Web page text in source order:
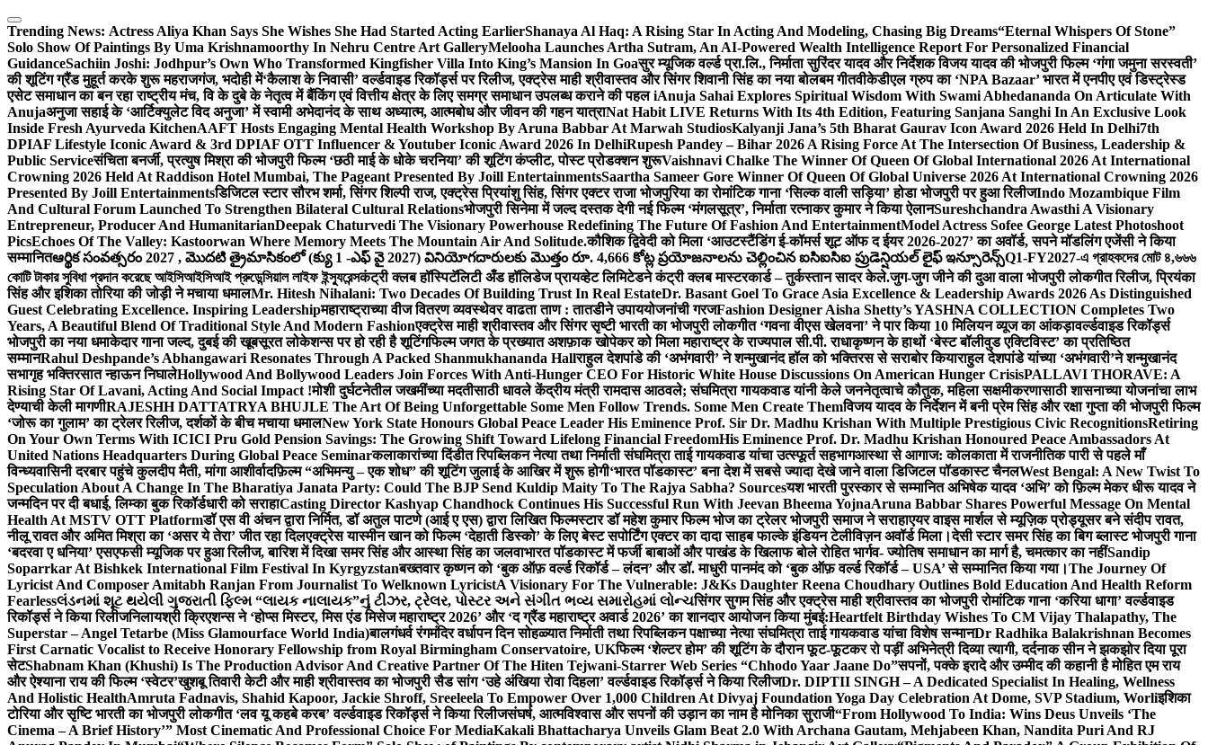
Skip
to
content
Trending News: Actress Aliya Khan Says She Wishes She Had Started Acting EarlierShanaya Al Haq: A Rising Star In Acting And Modeling, Chasing Big Dreams“Eternal Whispers Of Stone”
Solo Show Of Paintings By Uma Krishnamoorthy In Nehru Centre Art GalleryMelooha Launches Artha Sutram, An AI-Powered Wealth Intelligence Report For Personalized Financial
GuidanceSachiin Joshi: Jodhpur’s Own Who Transformed Kingfisher Villa Into King’s Mansion In Goaसुर म्यूजिक वर्ल्ड प्रा.लि., निर्माता सुरिंदर यादव और निर्देशक विजय यादव की भोजपुरी फिल्म ‘गंगा जमुना सरस्वती’
की शूटिंग ग्रैंड मुहूर्त करके शुरू महराजगंज, भदोही में‘कैलाश के निवासी’ वर्ल्डवाइड रिकॉर्ड्स पर रिलीज, एक्ट्रेस माही श्रीवास्तव और सिंगर शिवानी सिंह का नया बोलबम गीतवीकेडीएल ग्रुप का ‘NPA Bazaar’ भारत में एनपीए एवं डिस्ट्रेस्ड
एसेट समाधान का बन रहा राष्ट्रीय मंच, वि के दुबे के नेतृत्व में बैंकिंग एवं वित्तीय क्षेत्र के लिए समग्र समाधान उपलब्ध कराने की पहल iAnuja Sahai Explores Spiritual Wisdom With Swami Abhedananda On Articulate With
Anujaअनुजा सहाई के ‘आर्टिक्युलेट विद अनुजा’ में स्वामी अभेदानंद के साथ अध्यात्म, आत्मबोध और जीवन की गहन यात्राNat Habit LIVE Returns With Its 4th Edition, Featuring Sanjana Sanghi In An Exclusive Look
Inside Fresh Ayurveda KitchenAAFT Hosts Engaging Mental Health Workshop By Aruna Babbar At Marwah StudiosKalyanji Jana’s 5th Bharat Gaurav Icon Award 2026 Held In Delhi7th
DPIAF Lifestyle Iconic Award & 3rd DPIAF OTT Influencer & Youtuber Iconic Award 2026 In DelhiRupesh Pandey – Bihar 2026 A Rising Force At The Intersection Of Business, Leadership &
Public Serviceसंचिता बनर्जी, प्रत्युष मिश्रा की भोजपुरी फिल्म ‘छठी माई के धोके चरनिया’ की शूटिंग कंप्लीट, पोस्ट प्रोडक्शन शुरूVaishnavi Chalke The Winner Of Queen Of Global International 2026 At International
Crowning 2026 Held At Raddison Hotel Mumbai, The Pageant Presented By Joill EntertainmentsSaartha Sameer Gore Winner Of Queen Of Global Universe 2026 At International Crowning 2026
Presented By Joill Entertainmentsडिजिटल स्टार सौरभ शर्मा, सिंगर शिल्पी राज, एक्ट्रेस प्रियांशु सिंह, सिंगर एक्टर राजा भोजपुरिया का रोमांटिक गाना ‘सिल्क वाली सड़िया’ होडा भोजपुरी पर हुआ रिलीजIndo Mozambique Film
And Cultural Forum Launched To Strengthen Bilateral Cultural Relationsभोजपुरी सिनेमा में जल्द दस्तक देगी नई फिल्म ‘मंगलसूत्र’, निर्माता रत्नाकर कुमार ने किया ऐलानSureshchandra Awasthi A Visionary
Entrepreneur, Producer And HumanitarianDeepak Chaturvedi The Visionary Powerhouse Redefining The Future Of Fashion And EntertainmentModel Actress Sofee George Latest Photoshoot
PicsEchoes Of The Valley: Kastoorwan Where Memory Meets The Mountain Air And Solitude.कौशिक द्विवेदी को मिला ‘आउटस्टैंडिंग ई-कॉमर्स शूट ऑफ द ईयर 2026-2027’ का अवॉर्ड, सपने मॉडलिंग एजेंसी ने किया
सम्मानितఆర్థిక సంవత్సరం 2027 , మొదటి త్రైమాసికంలో (క్యు 1 -ఎఫ్ వై 2027) వినియోగదారులకు మొత్తం రూ. 4,666 కోట్ల ప్రయోజనాలను చెల్లించిన ఐసిఐసిఐ ప్రుడెన్షియల్ లైఫ్ ఇన్సూరెన్స్Q1-FY2027-এ গ্রাহকদের মোট ৪,৬৬৬
কোটি টাকার সুবিধা প্রদান করেছে আইসিআইসিআই প্রুডেন্সিয়াল লাইফ ইন্স্যুরেন্সकंट्री क्लब हॉस्पिटॅलिटी अँड हॉलिडेज प्रायव्हेट लिमिटेडने कंट्री क्लब मास्टरकार्ड – तुर्कस्तान सादर केले.जुग-जुग जीने की दुआ वाला भोजपुरी लोकगीत रिलीज, प्रियंका
सिंह और इशिका तोरिया की जोड़ी ने मचाया धमालMr. Hitesh Nihalani: Two Decades Of Building Trust In Real EstateDr. Basant Goel To Grace Asia Excellence & Leadership Awards 2026 As Distinguished
Guest Celebrating Excellence. Inspiring Leadershipमहाराष्ट्राच्या वीज वितरण व्यवस्थेवर वाढता ताण : तातडीने उपाययोजनांची गरजFashion Designer Aisha Shetty’s YASHNA COLLECTION Completes Two
Years, A Beautiful Blend Of Traditional Style And Modern Fashionएक्ट्रेस माही श्रीवास्तव और सिंगर सृष्टी भारती का भोजपुरी लोकगीत ‘गवना वीएस खेलवना’ ने पार किया 10 मिलियन व्यूज का आंकड़ावर्ल्डवाइड रिकॉर्ड्स
भोजपुरी का नया धमाकेदार गाना जल्द, दुबई की खूबसूरत लोकेशन्स पर हो रही है शूटिंगफिल्म जगत के प्रख्यात अशफ़ाक खोपेकर को मिला महाराष्ट्र के राज्यपाल सी.पी. राधाकृष्णन के हाथों ‘बेस्ट बॉलीवुड एक्टिविस्ट’ का प्रतिष्ठित
सम्मानRahul Deshpande’s Abhangawari Resonates Through A Packed Shanmukhananda Hallराहुल देशपांडे की ‘अभंगवारी’ ने शन्मुखानंद हॉल को भक्तिरस से सराबोर कियाराहुल देशपांडे यांच्या ‘अभंगवारी’ने शन्मुखानंद
सभागृह भक्तिरसात न्हाऊन निघालेHollywood And Bollywood Leaders Join Forces With Anti-Hunger CEO For Historic White House Discussions On American Hunger CrisisPALLAVI THORAVE: A
Rising Star Of Lavani, Acting And Social Impact !मोशी दुर्घटनेतील जखमींच्या मदतीसाठी धावले केंद्रीय मंत्री रामदास आठवले; संघमित्रा गायकवाड यांनी केले जननेतृत्वाचे कौतुक, महिला सक्षमीकरणासाठी शासनाच्या योजनांचा लाभ
देण्याची केली मागणीRAJESHH DATTATRYA BHUJLE The Art Of Being Unforgettable Some Men Follow Trends. Some Men Create Themविजय यादव के निर्देशन में बनी प्रेम सिंह और रक्षा गुप्ता की भोजपुरी फिल्म
‘जोरू का गुलाम’ का ट्रेलर रिलीज, दर्शकों के बीच मचाया धमालNew York State Honours Global Peace Leader His Eminence Prof. Sir Dr. Madhu Krishan With Multiple Prestigious Civic RecognitionsRetiring
On Your Own Terms With ICICI Pru Gold Pension Savings: The Growing Shift Toward Lifelong Financial FreedomHis Eminence Prof. Dr. Madhu Krishan Honoured Peace Ambassadors At
United Nations Headquarters During Global Peace Seminarकलाकारांच्या दिंडीत रिपब्लिकन नेत्या तथा निर्माती संघमित्रा ताई गायकवाड यांचा उत्स्फूर्त सहभागआस्था से आगाज: कोलकाता में राजनीतिक पारी से पहले माँ
विन्ध्यवासिनी दरबार पहुंचे कुलदीप मैती, मांगा आशीर्वादफ़िल्म “अभिमन्यु – एक शोध” की शूटिंग जुलाई के आखिर में शुरू होगी‘भारत पॉडकास्ट’ बना देश में सबसे ज्यादा देखे जाने वाला डिजिटल पॉडकास्ट चैनलWest Bengal: A New Twist To
Speculation About A Change In The Bharatiya Janata Party: Could The BJP Send Kuldip Maity To The Rajya Sabha? Sourcesयश भारती पुरस्कार से सम्मानित अभिषेक यादव ‘अभि’ को फ़िल्म मेकर धीरू यादव ने
जन्मदिन पर दी बधाई, लिम्का बुक रिकॉर्डधारी को सराहाCasting Director Kashyap Chandhock Continues His Successful Run With Jeevan Bheema YojnaAruna Babbar Shares Powerful Message On Mental
Health At MSTV OTT Platformडॉ एस वी अंचन द्वारा निर्मित, डॉ अतुल पाटणे (आई ए एस) द्वारा लिखित फिल्मस्टार डॉ महेश कुमार फिल्म भोज का ट्रेलर भोजपुरी समाज ने सराहाएयर वाइस मार्शल से म्यूज़िक प्रोड्यूसर बने संदीप रावत,
नीलू रावत और अमित मिश्रा का ‘असर ये तेरा’ जीत रहा दिलएक्ट्रेस यास्मीन खान को फिल्म ‘देहाती डिस्को’ के लिए बेस्ट सपोर्टिंग एक्टर का दादा साहब फाल्के इंडियन टेलीविज़न अवॉर्ड मिला।देसी स्टार समर सिंह का बिग ब्लास्ट भोजपुरी गाना
‘बदरवा ए धनिया’ एसएफसी म्यूजिक पर हुआ रिलीज, बारिश में दिखा समर सिंह और आस्था सिंह का जलवाभारत पॉडकास्ट में फर्जी बाबाओं और पाखंड के खिलाफ बोले रोहित भार्गव- ज्योतिष समाधान का मार्ग है, चमत्कार का नहींSandip
Soparrkar At Bishkek International Film Festival In Kyrgyzstanबख्तवार कृष्णन को ‘बुक ऑफ़ वर्ल्ड रिकॉर्ड – लंदन’ और डॉ. माधुरी पानमंद को ‘बुक ऑफ़ वर्ल्ड रिकॉर्ड – USA’ से सम्मानित किया गया।The Journey Of
Lyricist And Composer Amitabh Ranjan From Journalist To Welknown LyricistA Visionary For The Vulnerable: J&Ks Daughter Reena Choudhary Outlines Bold Education And Health Reform
Fearlessલંડનમાં શૂટ થયેલી ગુજરાતી ફિલ્મ “લાયક નાલાયક”નું ટીઝર, ટ્રેલર, પોસ્ટર અને સંગીત ભવ્ય સમારોહમાં લોન્ચसिंगर सुगम सिंह और एक्ट्रेस माही श्रीवास्तव का भोजपुरी रोमांटिक गाना ‘करिया धागा’ वर्ल्डवाइड
रिकॉर्ड्स ने किया रिलीजनिलायश्री क्रिएशन्स ने ‘होप्स मिस्टर, मिस एंड मिसेज महाराष्ट्र 2026’ और ‘द ग्रैंड महाराष्ट्र अवार्ड 2026’ का शानदार आयोजन किया मुंबई:Heartfelt Birthday Wishes To CM Vijay Thalapathy, The
Superstar – Angel Tetarbe (Miss Glamourface World India)बालगंधर्व रंगमंदिर वर्धापन दिन सोहळ्यात निर्माती तथा रिपब्लिकन पक्षाच्या नेत्या संघमित्रा ताई गायकवाड यांचा विशेष सन्मानDr Radhika Balakrishnan Becomes
First Carnatic Vocalist to Receive Honorary Fellowship from Royal Birmingham Conservatoire, UKफिल्म ‘शेल्टर होम’ की शूटिंग के दौरान फूट-फूटकर रो पड़ीं अभिनेत्री दिव्या त्यागी, दर्दनाक सीन ने झकझोर दिया पूरा
सेटShabnam Khan (Khushi) Is The Production Advisor And Creative Partner Of The Hiten Tejwani-Starrer Web Series “Chhodo Yaar Jaane Do”सपनों, पक्के इरादे और उम्मीद की कहानी है मोहित एम राय
और ऐश्याना राय की फिल्म ‘स्वेटर’खुशबू तिवारी केटी और माही श्रीवास्तव का भोजपुरी सैड सांग ‘उहे अंखिया रोवा दिहला’ वर्ल्डवाइड रिकॉर्ड्स ने किया रिलीजDr. DIPTII SINGH – A Dedicated Specialist In Healing, Wellness
And Holistic HealthAmruta Fadnavis, Shahid Kapoor, Jackie Shroff, Sreeleela To Empower Over 1,000 Children At Divyaj Foundation Yoga Day Celebration At Dome, SVP Stadium, Worliइशिका
टोरिया और सृष्टि भारती का भोजपुरी लोकगीत ‘लव यू कहबे करब’ वर्ल्डवाइड रिकॉर्ड्स ने किया रिलीजसंघर्ष, आत्मविश्वास और सपनों की उड़ान का नाम है मोनिका सुराजी“From Hollywood To India: Wins Deus Unveils ‘The
Cinema – A Brief History’” Most Cinematic And Professional Choice For MediaKakali Bhattacharya Unveils Glam Beat 2.0 With Archana Gautam, Mehjabeen Khan, Nandita Puri And RJ